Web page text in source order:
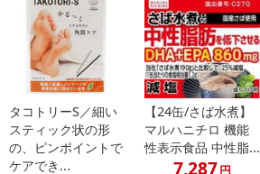
タコトリーS／細い
スティック状の形
の、ピンポイントで
ケアでき...
【24缶/さば水煮】
マルハニチロ 機能
性表示食品 中性脂...
7,287